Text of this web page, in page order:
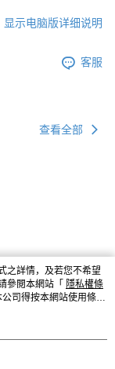
显示电脑版详细说明
客服
查看全部
之詳情，及若您不希望
參閱本網站「 隱私權條
司得按本網站使用條款